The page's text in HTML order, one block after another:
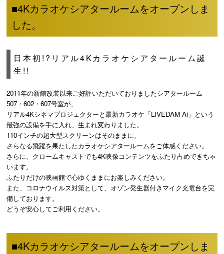
■4Kカラオケシアタールームをオープンしま
した。
日本初!?リアル4Kカラオケシアタールーム誕
生!!
2011年の新館改装以来ご好評いただいておりましたシアタールーム
507・602・607号室が、
リアル4Kシネマプロジェクターと最新カラオケ「LIVEDAM Ai」という
最強の設備を手に入れ、生まれ変わりました。
110インチの超大型スクリーンはそのままに、
さらなる飛躍を果たしたカラオケシアタールームをご体感ください。
さらに、クロームキャストでも4K映像コンテンツをふたり占めできちゃ
います。
ふたりだけの映画館で心ゆくままにお楽しみください。
また、コロナウイルス対策として、オゾン発生器付きマイク充電台を完
備しております。
どうぞ安心してご利用ください。
■4Kカラオケシアタールームをオープンしま